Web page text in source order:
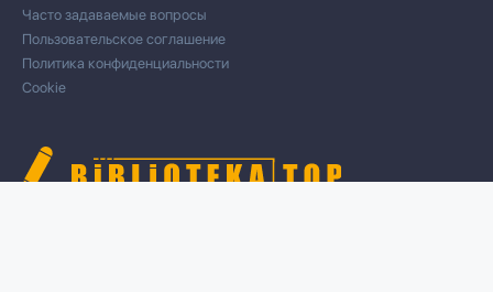
Часто задаваемые вопросы
Пользовательское соглашение
Политика конфиденциальности
Cookie